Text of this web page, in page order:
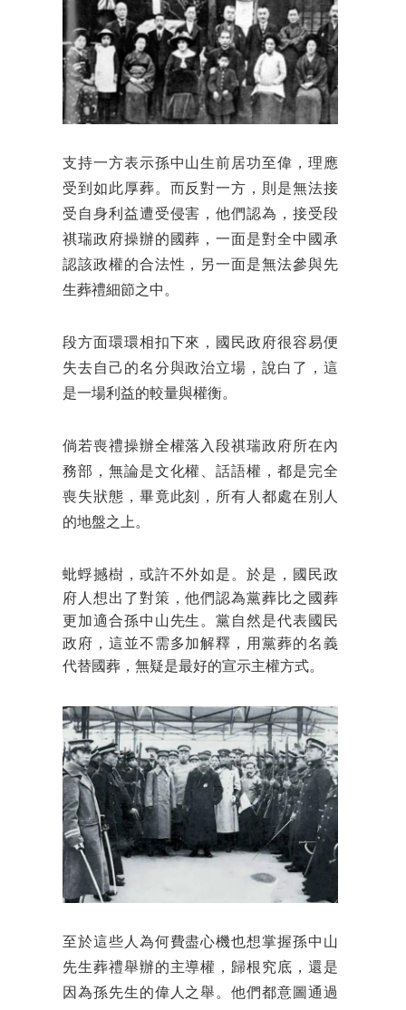
支持一方表示孫中山生前居功至偉，理應
受到如此厚葬。而反對一方，則是無法接
受自身利益遭受侵害，他們認為，接受段
祺瑞政府操辦的國葬，一面是對全中國承
認該政權的合法性，另一面是無法參與先
生葬禮細節之中。
段方面環環相扣下來，國民政府很容易便
失去自己的名分與政治立場，說白了，這
是一場利益的較量與權衡。
倘若喪禮操辦全權落入段祺瑞政府所在內
務部，無論是文化權、話語權，都是完全
喪失狀態，畢竟此刻，所有人都處在別人
的地盤之上。
蚍蜉撼樹，或許不外如是。於是，國民政
府人想出了對策，他們認為黨葬比之國葬
更加適合孫中山先生。黨自然是代表國民
政府，這並不需多加解釋，用黨葬的名義
代替國葬，無疑是最好的宣示主權方式。
至於這些人為何費盡心機也想掌握孫中山
先生葬禮舉辦的主導權，歸根究底，還是
因為孫先生的偉人之舉。他們都意圖通過